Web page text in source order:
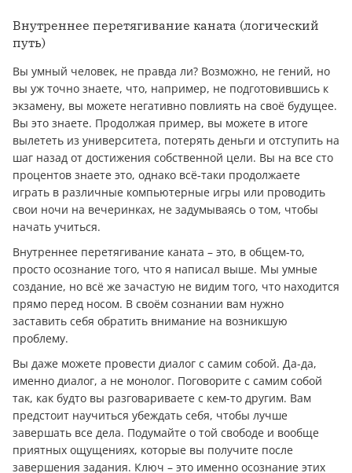
Внутреннее перетягивание каната (логический
путь)
Вы умный человек, не правда ли? Возможно, не гений, но
вы уж точно знаете, что, например, не подготовившись к
экзамену, вы можете негативно повлиять на своё будущее.
Вы это знаете. Продолжая пример, вы можете в итоге
вылететь из университета, потерять дeньги и отступить на
шаг назад от достижения собственной цели. Вы на все сто
процентов знаете это, однако всё-таки продолжаете
играть в различные компьютерные игры или проводить
свои ночи на вечеринках, не задумываясь о том, чтобы
начать учиться.
Внутреннее перетягивание каната – это, в общем-то,
просто осознание того, что я написал выше. Мы умные
создание, но всё же зачастую не видим того, что находится
прямо перед носом. В своём сознании вам нужно
заставить себя обратить внимание на возникшую
проблему.
Вы даже можете провести диалог с самим собой. Да-да,
именно диалог, а не монолог. Поговорите с самим собой
так, как будто вы разговариваете с кем-то другим. Вам
предстоит научиться убеждать себя, чтобы лучше
завершать все дела. Подумайте о той свободе и вообще
приятных ощущениях, которые вы получите после
завершения задания. Ключ – это именно осознание этих